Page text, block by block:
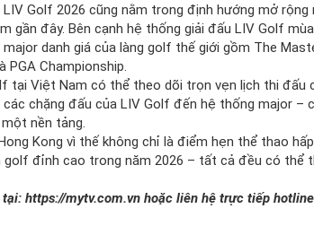
Golf 2026 cũng nằm trong định hướng mở rộng
gần đây. Bên cạnh hệ thống giải đấu LIV Golf
danh giá của làng golf thế giới gồm The
PGA Championship.
tại Việt Nam có thể theo dõi trọn vẹn lịch thi đấu
chặng đấu của LIV Golf đến hệ thống major –
nền tảng.
Kong vì thế không chỉ là điểm hẹn thể thao
đỉnh cao trong năm 2026 – tất cả đều có thể
tại: https://mytv.com.vn hoặc liên hệ trực tiếp